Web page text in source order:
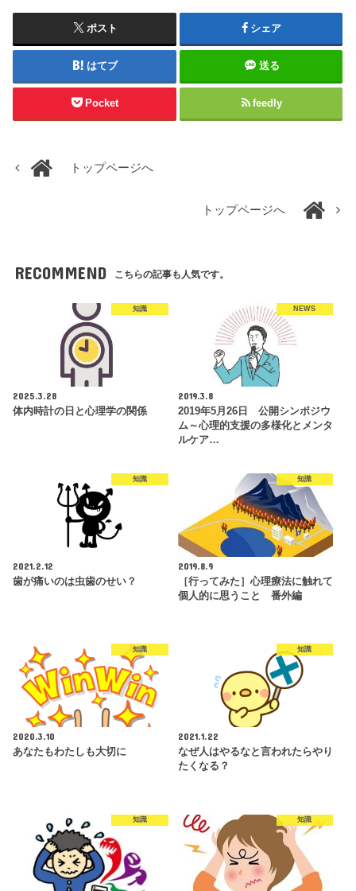
ポスト シェア
はてブ 送る
Pocket feedly
トップページへ
トップページへ
RECOMMEND こちらの記事も人気です。
知識
2025.3.28
体内時計の日と心理学の関係
NEWS
2019.3.8
2019年5月26日 公開シンポジウ
ム～心理的支援の多様化とメンタ
ルケア…
知識
2021.2.12
歯が痛いのは虫歯のせい？
知識
2019.8.9
［行ってみた］心理療法に触れて
個人的に思うこと 番外編
知識
2020.3.10
あなたもわたしも大切に
知識
2021.1.22
なぜ人はやるなと言われたらやり
たくなる？
知識 知識